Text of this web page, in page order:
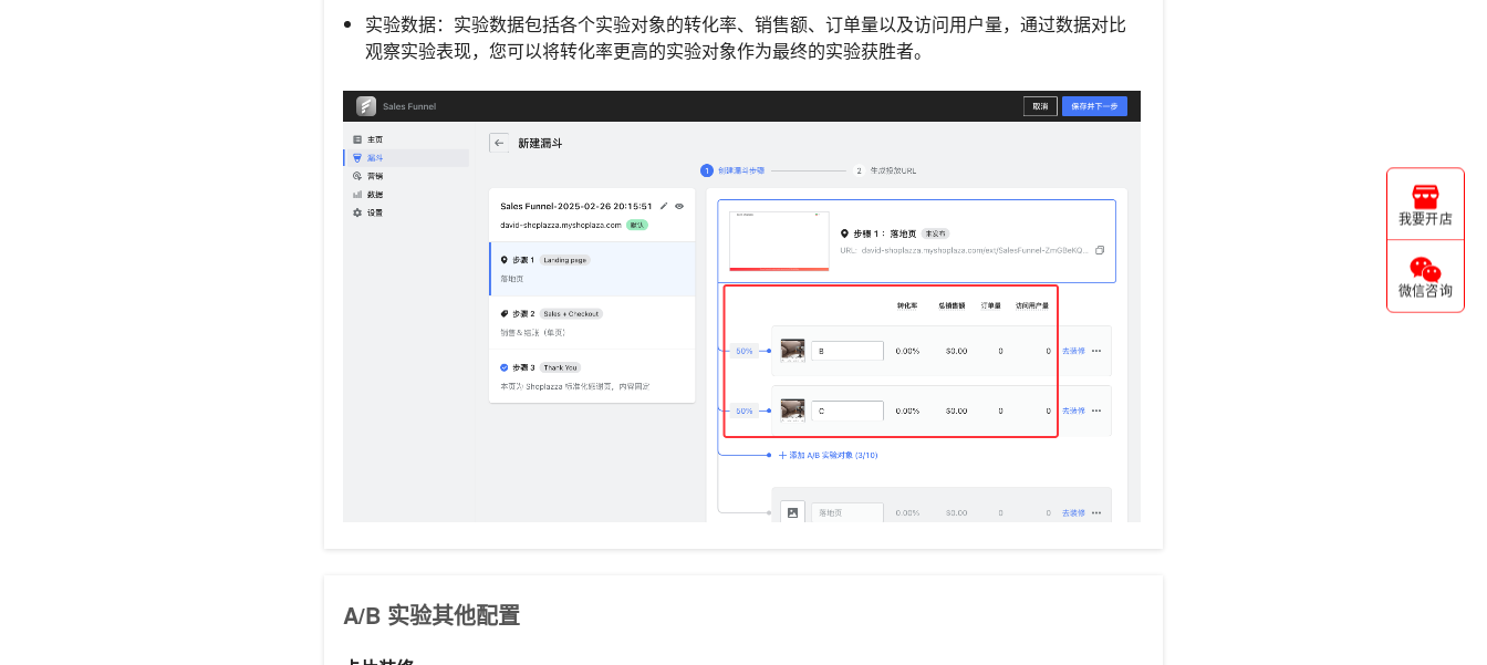
实验数据：实验数据包括各个实验对象的转化率、销售额、订单量以及访问用户量，通过数据对比
观察实验表现，您可以将转化率更高的实验对象作为最终的实验获胜者。
A/B 实验其他配置
我要开店
微信咨询